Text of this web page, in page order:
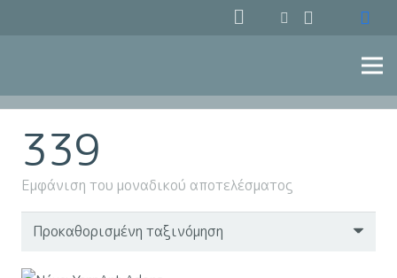
339
Εμφάνιση του μοναδικού αποτελέσματος